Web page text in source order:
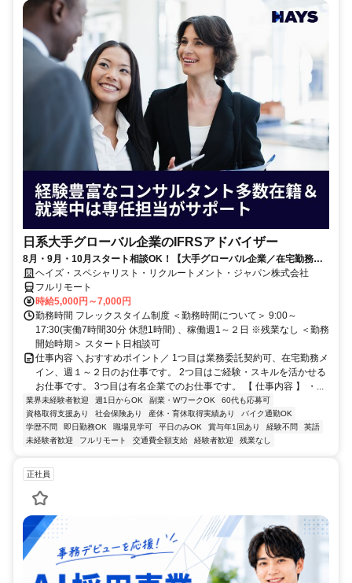
日系大手グローバル企業のIFRSアドバイザー
8月・9月・10月スタート相談OK！【大手グローバル企業／在宅勤務メ
イン／週1～2日勤務】IFRSアドバイザー
ヘイズ・スペシャリスト・リクルートメント・ジャパン株式会社
フルリモート
時給5,000円～7,000円
勤務時間 フレックスタイム制度 ＜勤務時間について＞ 9:00～
17:30(実働7時間30分 休憩1時間) 、稼働週1～２日 ※残業なし ＜勤務
開始時期＞ スタート日相談可
仕事内容 ＼おすすめポイント／ 1つ目は業務委託契約可、在宅勤務メ
イン、週１～２日のお仕事です。 2つ目はご経験・スキルを活かせる
お仕事です。 3つ目は有名企業でのお仕事です。 【 仕事内容 】 ・...
業界未経験者歓迎 週1日からOK 副業・WワークOK
60代も応募可
資格取得支援あり
社会保険あり 産休・育休取得実績あり
バイク通勤OK
学歴不問
即日勤務OK 職場見学可 平日のみOK 賞与年1回あり 経験不問
英語
未経験者歓迎
フルリモート 交通費全額支給 経験者歓迎 残業なし
正社員